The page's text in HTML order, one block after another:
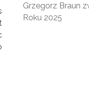
Grzegorz Braun
Roku 2025